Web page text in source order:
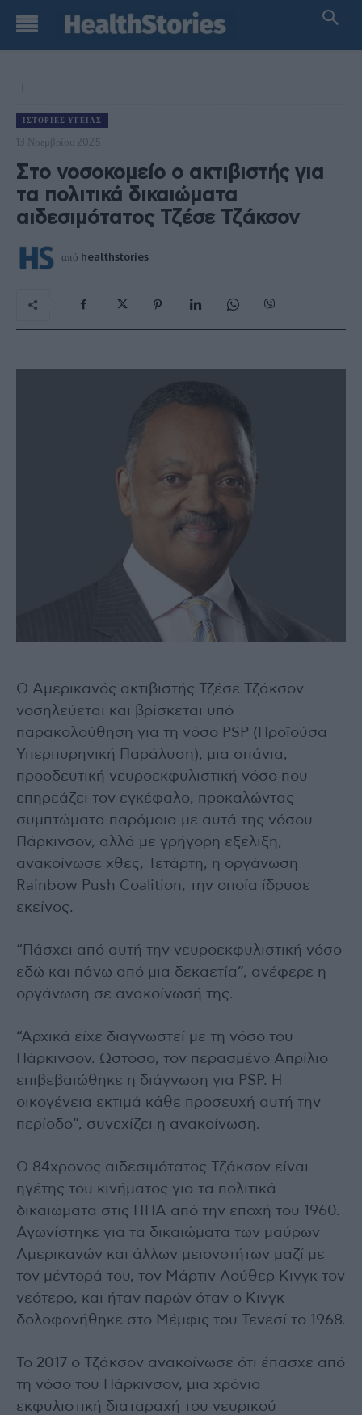
ΙΣΤΟΡΊΕΣ ΥΓΕΊΑΣ
13 Νοεμβρίου 2025
Στο νοσοκομείο ο ακτιβιστής για
τα πολιτικά δικαιώματα
αιδεσιμότατος Τζέσε Τζάκσον
από healthstories
O Αμερικανός ακτιβιστής Τζέσε Τζάκσον
νοσηλεύεται και βρίσκεται υπό
παρακολούθηση για τη νόσο PSP (Προϊούσα
Υπερπυρηνική Παράλυση), μια σπάνια,
προοδευτική νευροεκφυλιστική νόσο που
επηρεάζει τον εγκέφαλο, προκαλώντας
συμπτώματα παρόμοια με αυτά της νόσου
Πάρκινσον, αλλά με γρήγορη εξέλιξη,
ανακοίνωσε χθες, Τετάρτη, η οργάνωση
Rainbow Push Coalition, την οποία ίδρυσε
εκείνος.
“Πάσχει από αυτή την νευροεκφυλιστική νόσο
εδώ και πάνω από μια δεκαετία”, ανέφερε η
οργάνωση σε ανακοίνωσή της.
“Αρχικά είχε διαγνωστεί με τη νόσο του
Πάρκινσον. Ωστόσο, τον περασμένο Απρίλιο
επιβεβαιώθηκε η διάγνωση για PSP. Η
οικογένεια εκτιμά κάθε προσευχή αυτή την
περίοδο”, συνεχίζει η ανακοίνωση.
Ο 84χρονος αιδεσιμότατος Τζάκσον είναι
ηγέτης του κινήματος για τα πολιτικά
δικαιώματα στις ΗΠΑ από την εποχή του 1960.
Αγωνίστηκε για τα δικαιώματα των μαύρων
Αμερικανών και άλλων μειονοτήτων μαζί με
τον μέντορά του, τον Μάρτιν Λούθερ Κινγκ τον
νεότερο, και ήταν παρών όταν ο Κινγκ
δολοφονήθηκε στο Μέμφις του Τενεσί το 1968.
Το 2017 ο Τζάκσον ανακοίνωσε ότι έπασχε από
τη νόσο του Πάρκινσον, μια χρόνια
εκφυλιστική διαταραχή του νευρικού